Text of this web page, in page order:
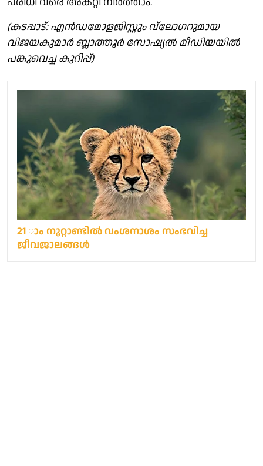
(കടപ്പാട്: എൻഡമോളജിസ്റ്റും വ്ലോഗറുമായ
വിജയകുമാർ ബ്ലാത്തൂർ സോഷ്യൽ മീഡിയയിൽ
പങ്കുവെച്ച കുറിപ്പ്)
21 ാം നൂറ്റാണ്ടില്‍ വംശനാശം സംഭവിച്ച
ജീവജാലങ്ങള്‍